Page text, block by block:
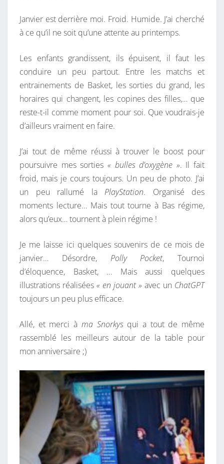
E
P
U
S
N
’
E
N
A
R
L
O
N
S
S
Janvier est derrière moi. Froid. Humide. J’ai cherché
à ce qu’il ne soit qu’une attente au printemps.
Les enfants grandissent, ils épuisent, il faut les
conduire un peu partout. Entre les matchs et
entrainements de Basket, les sorties du grand, les
horaires qui changent, les copines des filles,… que
reste-t-il comme moment pour soi. Que voudrais-je
d’ailleurs vraiment en faire.
J’ai tout de même réussi à trouver le boost pour
poursuivre mes sorties « bulles d’oxygène ». Il fait
froid, mais je cours toujours. Un peu de photo. J’ai
un peu rallumé la PlayStation. Organisé des
moments lecture… Mais tout tourne à Bas régime,
alors qu’eux… tournent à plein régime !
Je me laisse ici quelques souvenirs de ce mois de
janvier… Désordre, Polly Pocket, Tournoi
d’éloquence, Basket, … Mais aussi quelques
illustrations réalisées « en jouant » avec un ChatGPT
toujours un peu plus efficace.
Allé, et merci à ma Snorkysqui a tout de même
rassemblé les meilleurs autour de la table pour
mon anniversaire ;)